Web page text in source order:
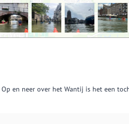
en neer over het Wantij is het een